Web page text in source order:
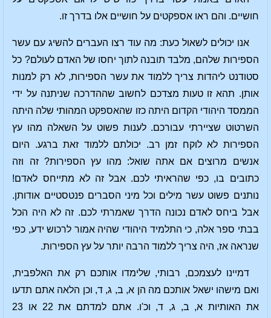
חושיים. והם ראו אספקטים על חושיים אלו בדרך זו.
אנו יכולים לשאול כעת: מה עוד רצו העברים להשיג עם עשר
הספירות שלהם, מלבד תובנה לתוך יחסו של האדם לעולם? כל
סטודנט ליהדות צריך ללמוד את עשר הספירות, לא רק למנות
אותן. תהא זו טעות מצדכם לחשוב שההדרכה שניתנה על ידי
הממסד היהודי הקדום היתה כזו שהאספקט המהותי שלה היתה
השרטוט שציירתי עבורכם. לענות פשוט על השאלה מהו עץ
הספירות לא לוקח זמן רב. יכולתם ללמוד זאת ברגע. היום
אנשים מרוצים אם אתה שואל: מהו עץ הספירות? זה וזה
כתובים בו, כפי שהראיתי לכם. אבל זה לא מתייחס לאדם!
נותנים פשוט עשר מילים וכל מיני הסברים פנטסטיים אודותן.
אבל ביחס לאדם נכונה הדרך שאמרתי לכם. זה לא היה הכל
בבתי ספר אלה, כי התלמיד היהודי שהיה אמור לרכוש ידע, כפי
שנראה אז, היה צריך ללמוד הרבה יותר על עץ הספירות.
דמיינו לעצמכם, רבותי, שלימדו אותכם רק את האלפבית,
ואם מישהו ישאל אותכם מה הן א, ב, ג, ד, וכן הלאה אתם תדעו
את האותיות א, ב, ג, ד, וכ'ו. אתם למדתם את 22 או 23